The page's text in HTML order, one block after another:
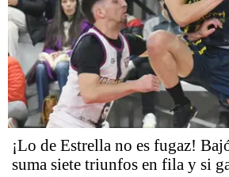
¡Lo de Estrella no es fugaz!
suma siete triunfos en fila y si